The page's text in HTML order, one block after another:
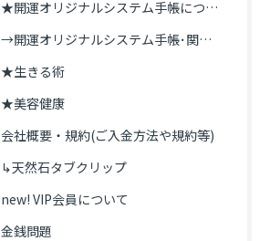
★開運オリジナルシステム手帳について
→開運オリジナルシステム手帳･関連記事
★生きる術
★美容健康
会社概要・規約(ご入金方法や規約等)
↳天然石タブクリップ
new! VIP会員について
金銭問題